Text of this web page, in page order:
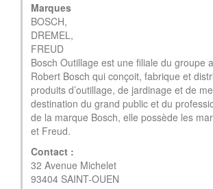
Marques
BOSCH,
DREMEL,
FREUD
Bosch Outillage est une filiale du groupe
Robert Bosch qui conçoit, fabrique et
produits d’outillage, de jardinage et de
destination du grand public et du
de la marque Bosch, elle possède les
et Freud.
Contact :
32 Avenue Michelet
93404 SAINT-OUEN